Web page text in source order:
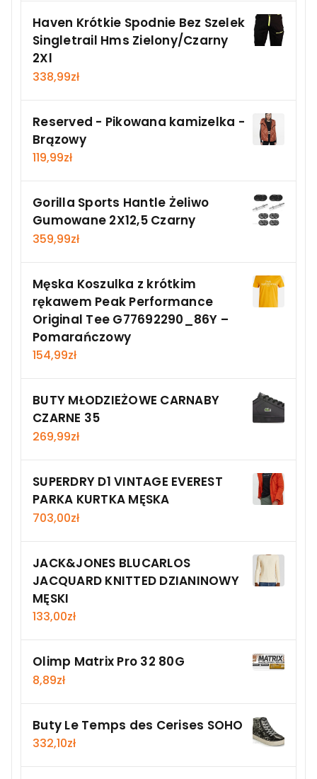
Haven Krótkie Spodnie Bez Szelek
Singletrail Hms Zielony/Czarny
2Xl
338,99zł
Reserved - Pikowana kamizelka -
Brązowy
119,99zł
Gorilla Sports Hantle Żeliwo
Gumowane 2X12,5 Czarny
359,99zł
Męska Koszulka z krótkim
rękawem Peak Performance
Original Tee G77692290_86Y –
Pomarańczowy
154,99zł
BUTY MŁODZIEŻOWE CARNABY
CZARNE 35
269,99zł
SUPERDRY D1 VINTAGE EVEREST
PARKA KURTKA MĘSKA
703,00zł
JACK&JONES BLUCARLOS
JACQUARD KNITTED DZIANINOWY
MĘSKI
133,00zł
Olimp Matrix Pro 32 80G
8,89zł
Buty Le Temps des Cerises SOHO
332,10zł